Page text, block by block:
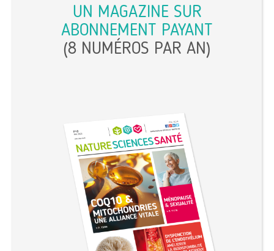
UN MAGAZINE SUR
ABONNEMENT PAYANT
(8 NUMÉROS PAR AN)